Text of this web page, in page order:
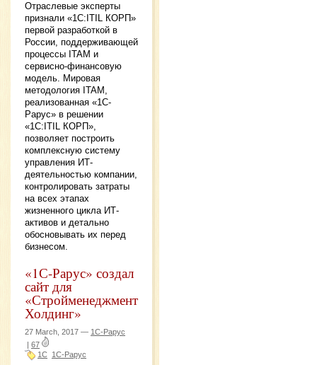
Отраслевые эксперты
признали «1С:ITIL КОРП»
первой разработкой в
России, поддерживающей
процессы ITAM и
сервисно-финансовую
модель. Мировая
методология ITAM,
реализованная «1С-
Рарус» в решении
«1С:ITIL КОРП»,
позволяет построить
комплексную систему
управления ИТ-
деятельностью компании,
контролировать затраты
на всех этапах
жизненного цикла ИТ-
активов и детально
обосновывать их перед
бизнесом.
«1С-Рарус» создал
сайт для
«Стройменеджмент
Холдинг»
27 March, 2017 — 1С-Рарус
| 67
1С 1С-Рарус